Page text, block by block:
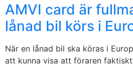
AMVI card är
lånad bil körs i
När en lånad bil ska köras i
att kunna visa att föraren